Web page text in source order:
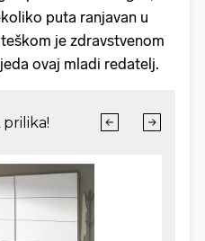
puta ranjavan u
je zdravstvenom
ovaj mladi redatelj.